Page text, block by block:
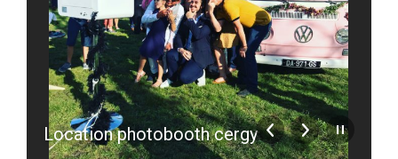
Location photobooth cergy